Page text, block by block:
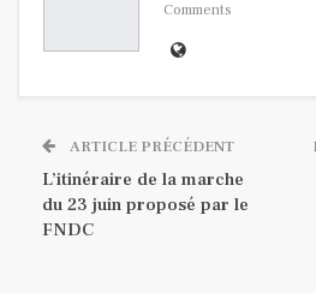
Comments
ARTICLE PRÉCÉDENT
L’itinéraire de la marche
du 23 juin proposé par le
FNDC